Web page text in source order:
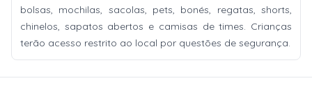
bolsas, mochilas, sacolas, pets, bonés, regatas, shorts,
chinelos, sapatos abertos e camisas de times. Crianças
terão acesso restrito ao local por questões de segurança.